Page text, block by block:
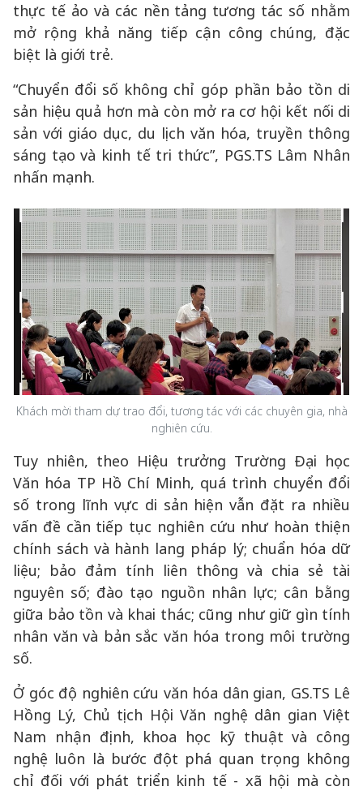
thực tế ảo và các nền tảng tương tác số nhằm
mở rộng khả năng tiếp cận công chúng, đặc
biệt là giới trẻ.
“Chuyển đổi số không chỉ góp phần bảo tồn di
sản hiệu quả hơn mà còn mở ra cơ hội kết nối di
sản với giáo dục, du lịch văn hóa, truyền thông
sáng tạo và kinh tế tri thức”, PGS.TS Lâm Nhân
nhấn mạnh.
Khách mời tham dự trao đổi, tương tác với các chuyên gia, nhà
nghiên cứu.
Tuy nhiên, theo Hiệu trưởng Trường Đại học
Văn hóa TP Hồ Chí Minh, quá trình chuyển đổi
số trong lĩnh vực di sản hiện vẫn đặt ra nhiều
vấn đề cần tiếp tục nghiên cứu như hoàn thiện
chính sách và hành lang pháp lý; chuẩn hóa dữ
liệu; bảo đảm tính liên thông và chia sẻ tài
nguyên số; đào tạo nguồn nhân lực; cân bằng
giữa bảo tồn và khai thác; cũng như giữ gìn tính
nhân văn và bản sắc văn hóa trong môi trường
số.
Ở góc độ nghiên cứu văn hóa dân gian, GS.TS Lê
Hồng Lý, Chủ tịch Hội Văn nghệ dân gian Việt
Nam nhận định, khoa học kỹ thuật và công
nghệ luôn là bước đột phá quan trọng không
chỉ đối với phát triển kinh tế - xã hội mà còn